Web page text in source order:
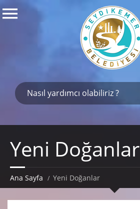
Yeni Doğanlar
Ana Sayfa Yeni Doğanlar